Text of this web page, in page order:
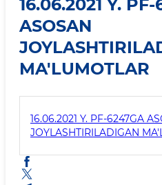
16.06.2021 Y.
ASOSAN
MA'LUMOTLAR
16.06.2021 Y. PF-6247GA
JOYLASHTIRILADIGAN